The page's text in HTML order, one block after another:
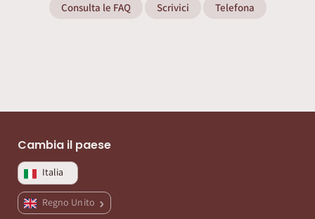
Consulta le FAQ Scrivici Telefona
Cambia il paese
Italia
Regno Unito